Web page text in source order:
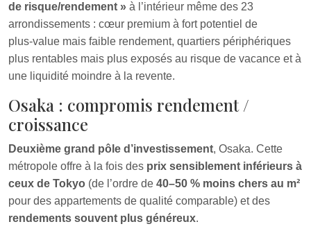
de risque/rendement » à l’intérieur même des 23
arrondissements : cœur premium à fort potentiel de
plus‑value mais faible rendement, quartiers périphériques
plus rentables mais plus exposés au risque de vacance et à
une liquidité moindre à la revente.
Osaka : compromis rendement /
croissance
Deuxième grand pôle d’investissement, Osaka. Cette
métropole offre à la fois des prix sensiblement inférieurs à
ceux de Tokyo (de l’ordre de 40–50 % moins chers au m²
pour des appartements de qualité comparable) et des
rendements souvent plus généreux.